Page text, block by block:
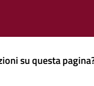
su questa